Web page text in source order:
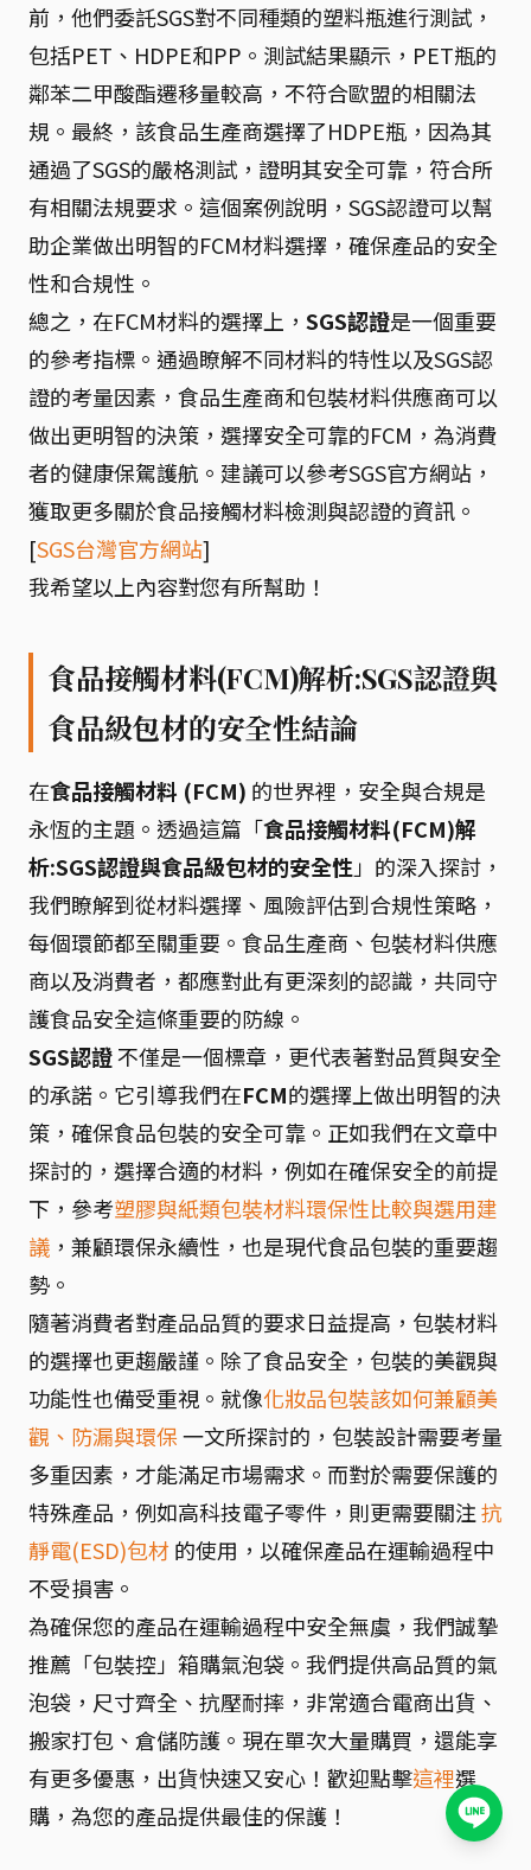
前，他們委託SGS對不同種類的塑料瓶進行測試，
包括PET、HDPE和PP。測試結果顯示，PET瓶的
鄰苯二甲酸酯遷移量較高，不符合歐盟的相關法
規。最終，該食品生產商選擇了HDPE瓶，因為其
通過了SGS的嚴格測試，證明其安全可靠，符合所
有相關法規要求。這個案例說明，SGS認證可以幫
助企業做出明智的FCM材料選擇，確保產品的安全
性和合規性。
總之，在FCM材料的選擇上， SGS認證是一個重要
的參考指標。通過瞭解不同材料的特性以及SGS認
證的考量因素，食品生產商和包裝材料供應商可以
做出更明智的決策，選擇安全可靠的FCM，為消費
者的健康保駕護航。建議可以參考SGS官方網站，
獲取更多關於食品接觸材料檢測與認證的資訊。
[SGS台灣官方網站]
我希望以上內容對您有所幫助！
食品接觸材料(FCM)解析:SGS認證與
食品級包材的安全性結論
在食品接觸材料 (FCM) 的世界裡，安全與合規是
永恆的主題。透過這篇「食品接觸材料(FCM)解
析:SGS認證與食品級包材的安全性 」的深入探討，
我們瞭解到從材料選擇、風險評估到合規性策略，
每個環節都至關重要。食品生產商、包裝材料供應
商以及消費者，都應對此有更深刻的認識，共同守
護食品安全這條重要的防線。
SGS認證不僅是一個標章，更代表著對品質與安全
的承諾。它引導我們在FCM的選擇上做出明智的決
策，確保食品包裝的安全可靠。正如我們在文章中
探討的，選擇合適的材料，例如在確保安全的前提
下，參考塑膠與紙類包裝材料環保性比較與選用建
議 ，兼顧環保永續性，也是現代食品包裝的重要趨
勢。
隨著消費者對產品品質的要求日益提高，包裝材料
的選擇也更趨嚴謹。除了食品安全，包裝的美觀與
功能性也備受重視。就像化妝品包裝該如何兼顧美
觀、防漏與環保一文所探討的，包裝設計需要考量
多重因素，才能滿足市場需求。而對於需要保護的
特殊產品，例如高科技電子零件，則更需要關注抗
靜電(ESD)包材的使用，以確保產品在運輸過程中
不受損害。
為確保您的產品在運輸過程中安全無虞，我們誠摯
推薦「包裝控」箱購氣泡袋。我們提供高品質的氣
泡袋，尺寸齊全、抗壓耐摔，非常適合電商出貨、
搬家打包、倉儲防護。現在單次大量購買，還能享
有更多優惠，出貨快速又安心！歡迎點擊這裡選
購，為您的產品提供最佳的保護！